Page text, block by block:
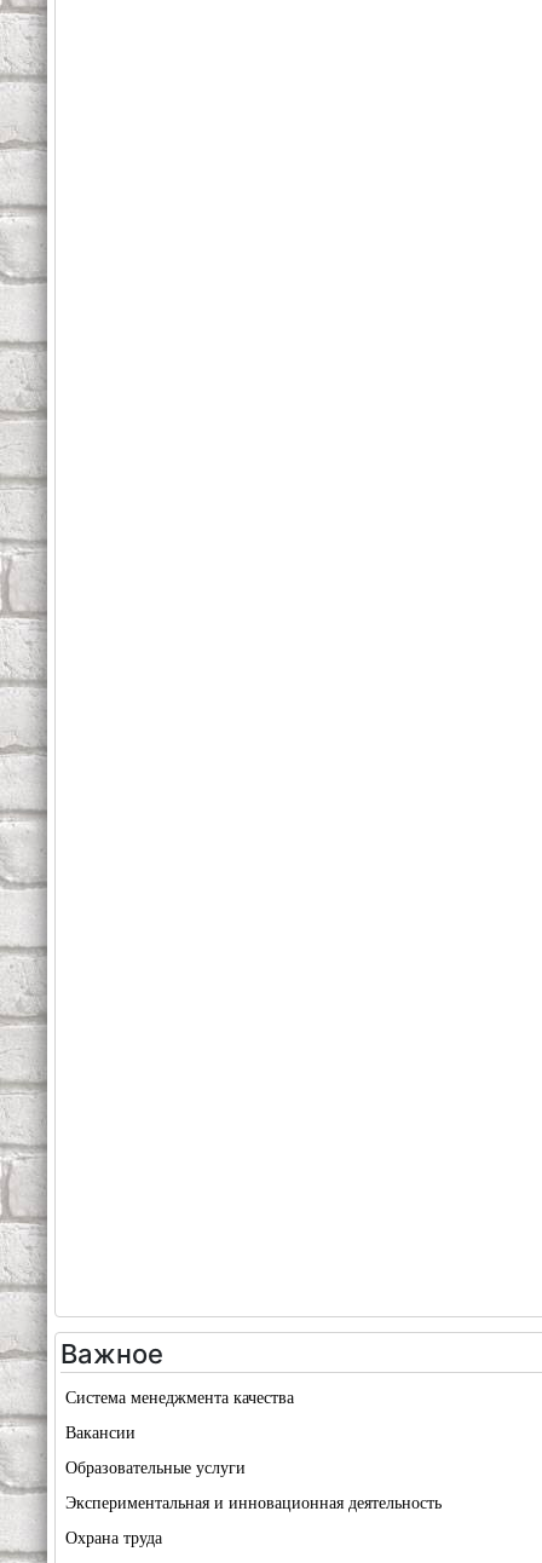
Важное
Система менеджмента качества
Вакансии
Образовательные услуги
Экспериментальная и инновационная деятельность
Охрана труда